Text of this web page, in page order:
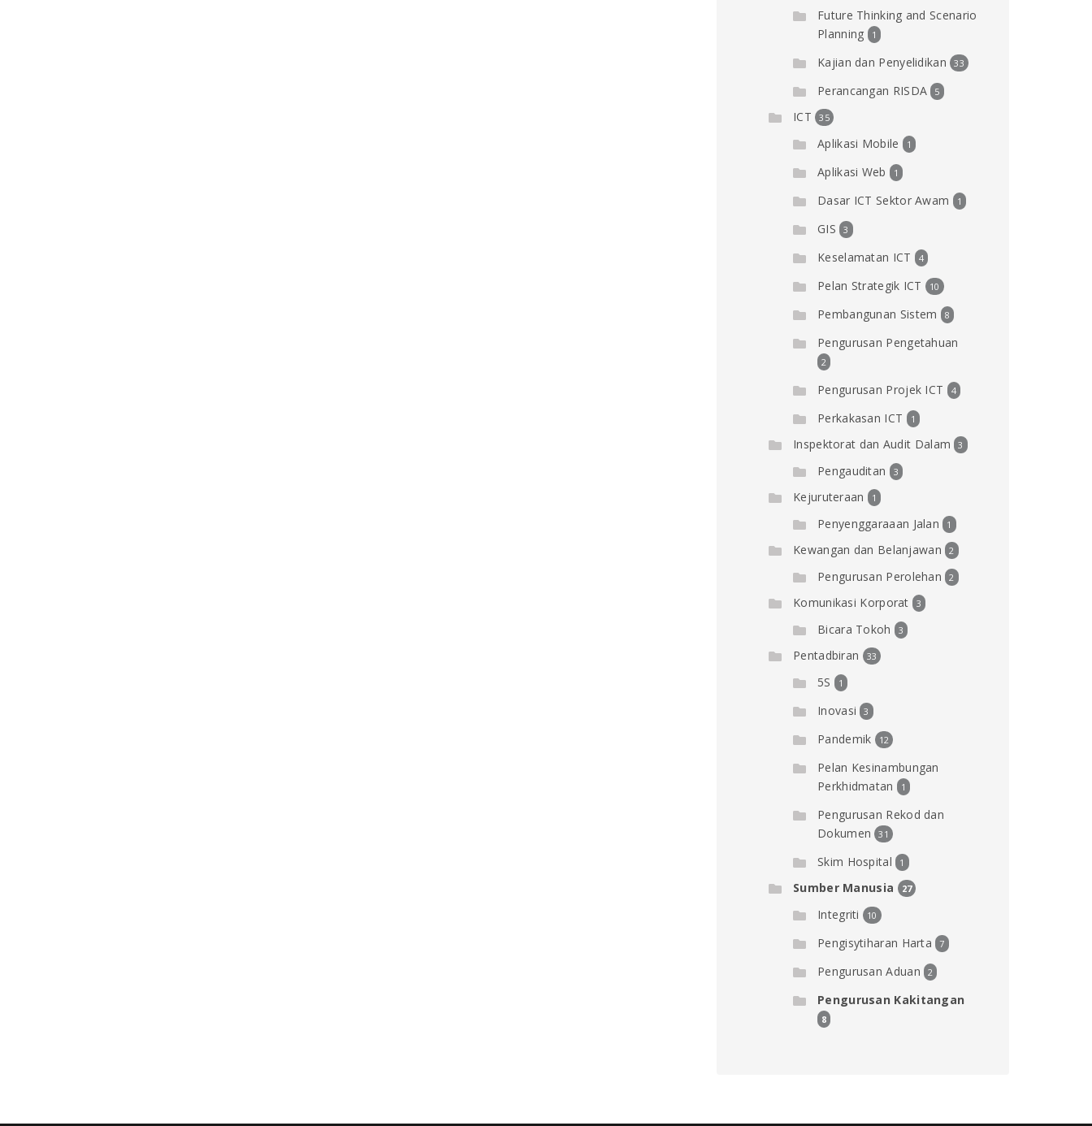
Future Thinking and Scenario
Planning
1
Kajian dan Penyelidikan 33
Perancangan RISDA 5
ICT 35
Aplikasi Mobile 1
Aplikasi Web 1
Dasar ICT Sektor Awam 1
GIS 3
Keselamatan ICT 4
Pelan Strategik ICT 10
Pembangunan Sistem 8
Pengurusan Pengetahuan
2
Pengurusan Projek ICT 4
Perkakasan ICT 1
Inspektorat dan Audit Dalam 3
Pengauditan 3
Kejuruteraan 1
Penyenggaraaan Jalan 1
Kewangan dan Belanjawan 2
Pengurusan Perolehan 2
Komunikasi Korporat 3
Bicara Tokoh 3
Pentadbiran 33
5S 1
Inovasi 3
Pandemik 12
Pelan Kesinambungan
Perkhidmatan
1
Pengurusan Rekod dan
Dokumen
31
Skim Hospital 1
Sumber Manusia 27
Integriti 10
Pengisytiharan Harta 7
Pengurusan Aduan 2
Pengurusan Kakitangan
8